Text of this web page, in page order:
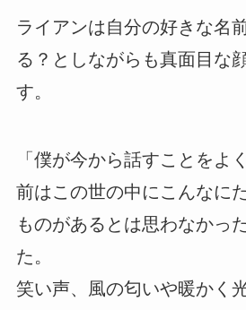
ライアンは自分の好きな名
る？としながらも真面目な
す。
「僕が今から話すことをよ
前はこの世の中にこんなに
ものがあるとは思わなかっ
た。
笑い声、風の匂いや暖かく